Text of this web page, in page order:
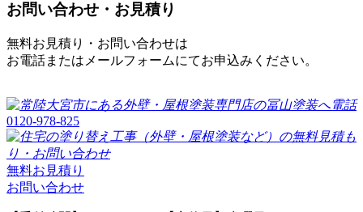
お問い合わせ・お見積り
無料お見積り・お問い合わせは
お電話またはメールフォームにてお申込みください。
0120-978-825
無料お見積り
お問い合わせ